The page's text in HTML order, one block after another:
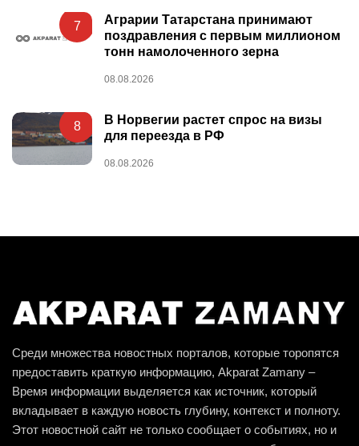
7
Аграрии Татарстана принимают
поздравления с первым миллионом
тонн намолоченного зерна
08.08.2026
8
В Норвегии растет спрос на визы
для переезда в РФ
08.08.2026
Среди множества новостных порталов, которые торопятся
предоставить краткую информацию, Akparat Zamany –
Время информации выделяется как источник, который
вкладывает в каждую новость глубину, контекст и полноту.
Этот новостной сайт не только сообщает о событиях, но и